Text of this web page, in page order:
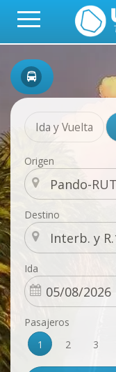
Ida y Vuelta
Origen
Destino
Ida
Pasajeros
1
2 3